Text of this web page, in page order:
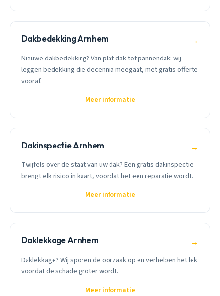
Dakbedekking Arnhem →
Nieuwe dakbedekking? Van plat dak tot pannendak: wij
leggen bedekking die decennia meegaat, met gratis offerte
vooraf.
Meer informatie
Dakinspectie Arnhem →
Twijfels over de staat van uw dak? Een gratis dakinspectie
brengt elk risico in kaart, voordat het een reparatie wordt.
Meer informatie
Daklekkage Arnhem →
Daklekkage? Wij sporen de oorzaak op en verhelpen het lek
voordat de schade groter wordt.
Meer informatie